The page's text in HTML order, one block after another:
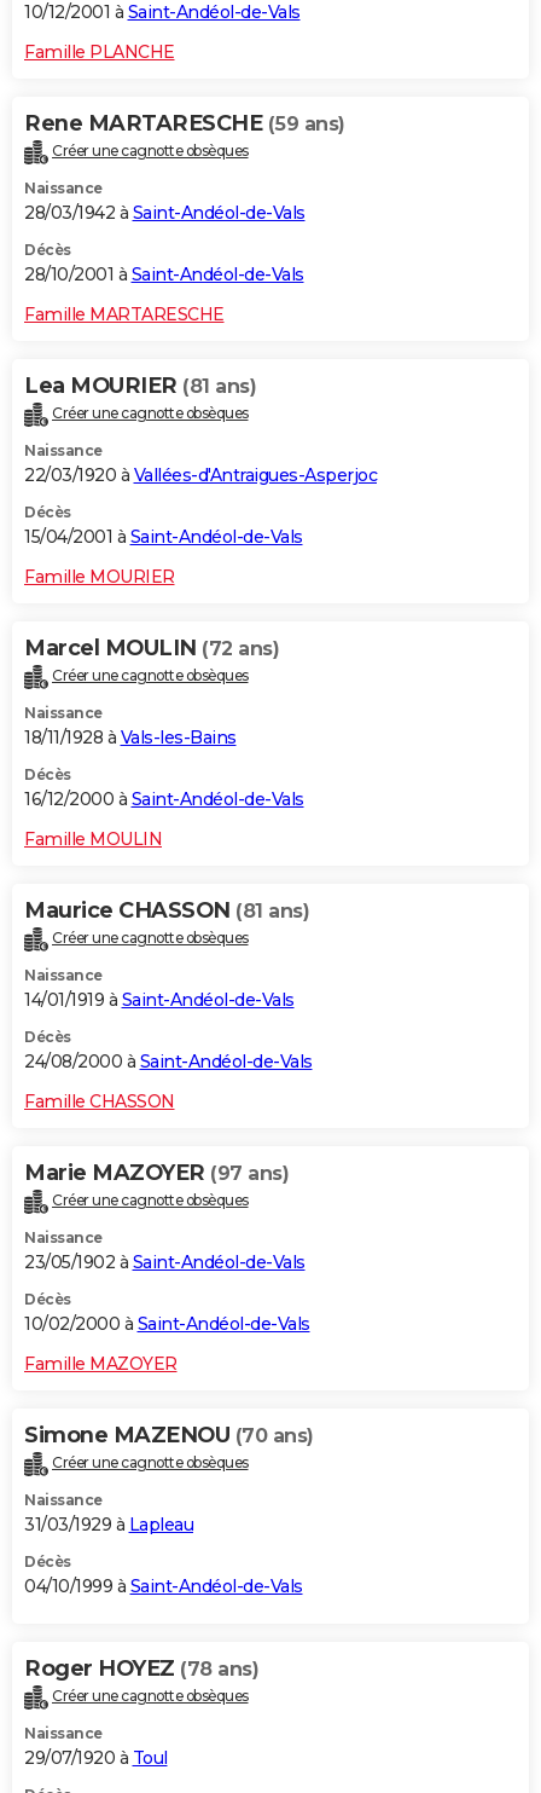
10/12/2001 à Saint-Andéol-de-Vals
Famille PLANCHE
Rene MARTARESCHE (59 ans)
Créer une cagnotte obsèques
Naissance
28/03/1942 à Saint-Andéol-de-Vals
Décès
28/10/2001 à Saint-Andéol-de-Vals
Famille MARTARESCHE
Lea MOURIER (81 ans)
Créer une cagnotte obsèques
Naissance
22/03/1920 à Vallées-d'Antraigues-Asperjoc
Décès
15/04/2001 à Saint-Andéol-de-Vals
Famille MOURIER
Marcel MOULIN (72 ans)
Créer une cagnotte obsèques
Naissance
18/11/1928 à Vals-les-Bains
Décès
16/12/2000 à Saint-Andéol-de-Vals
Famille MOULIN
Maurice CHASSON (81 ans)
Créer une cagnotte obsèques
Naissance
14/01/1919 à Saint-Andéol-de-Vals
Décès
24/08/2000 à Saint-Andéol-de-Vals
Famille CHASSON
Marie MAZOYER (97 ans)
Créer une cagnotte obsèques
Naissance
23/05/1902 à Saint-Andéol-de-Vals
Décès
10/02/2000 à Saint-Andéol-de-Vals
Famille MAZOYER
Simone MAZENOU (70 ans)
Créer une cagnotte obsèques
Naissance
31/03/1929 à Lapleau
Décès
04/10/1999 à Saint-Andéol-de-Vals
Roger HOYEZ (78 ans)
Créer une cagnotte obsèques
Naissance
29/07/1920 à Toul